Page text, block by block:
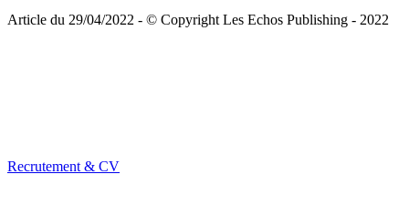
Article du 29/04/2022 - © Copyright Les Echos Publishing - 2022
Recrutement & CV